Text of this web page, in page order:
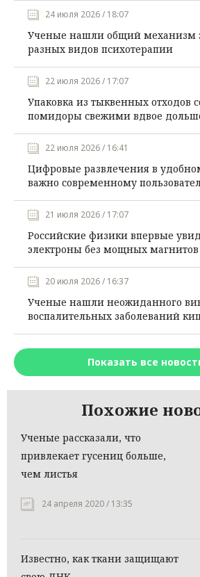
24 июля 2026 / 18:07
Ученые нашли общий механизм
разных видов психотерапии
22 июля 2026 / 17:07
Упаковка из тыквенных отходов
помидоры свежими вдвое
22 июля 2026 / 16:41
Цифровые развлечения в
важно современному
21 июля 2026 / 17:07
Российские физики впервые
электроны без мощных магнитов
20 июля 2026 / 16:37
Ученые нашли неожиданного
воспалительных заболеваний
Показать все
Похожие
Ученые рассказали, что
привлекает гусениц больше,
чем листья
24 апреля 2020 / 13:35
Известно, как ткани защищают